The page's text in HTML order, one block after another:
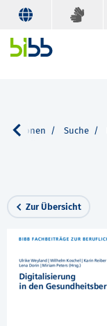
Suche
Zur Übersicht